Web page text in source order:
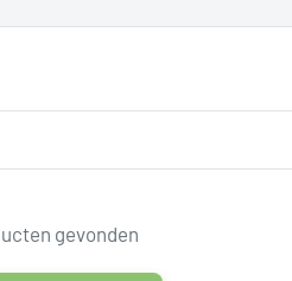
gevonden